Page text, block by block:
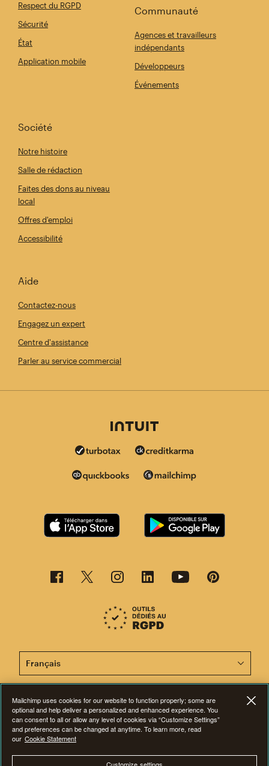
Respect du RGPD
Sécurité
État
Application mobile
Communauté
Agences et travailleurs
indépendants
Développeurs
Événements
Société
Notre histoire
Salle de rédaction
Faites des dons au niveau
local
Offres d'emploi
Accessibilité
Aide
Contactez-nous
Engagez un expert
Centre d'assistance
Parler au service commercial
Cette page est désormais disponible en d'autres
©2001-2026 Tous droits réservés. Mailchimp® est une marque déposée de
The Rocket Science Group. Apple et le logo Apple sont des marques de
commerce d'Apple Inc. Mac App Store est une marque d'Apple Inc.
Google Play et le logo Google Play sont des marques de Google Inc.
matière de cookies
Mailchimp uses cookies for our website to function properly; some are
optional and help deliver a personalized and enhanced experience. You
can consent to all or allow any level of cookies via “Customize Settings”
and preferences can be changed at anytime. To learn more, read
our Cookie Statement